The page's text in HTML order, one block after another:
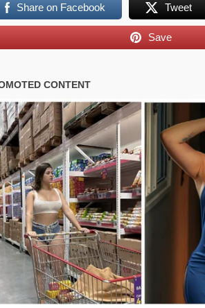
Share on Facebook Tweet
Save